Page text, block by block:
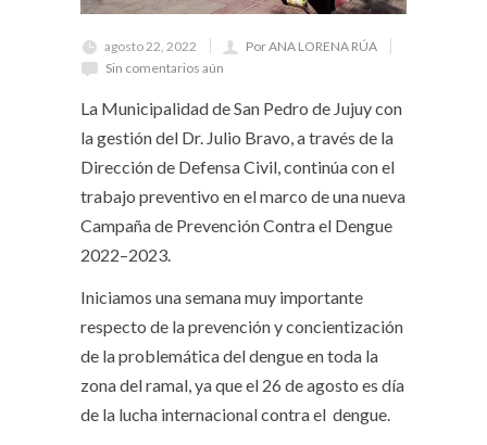
agosto 22, 2022
Por ANA LORENA RÚA
Sin comentarios aún
La Municipalidad de San Pedro de Jujuy con
la gestión del Dr. Julio Bravo, a través de la
Dirección de Defensa Civil, continúa con el
trabajo preventivo en el marco de una nueva
Campaña de Prevención Contra el Dengue
2022–2023.
Iniciamos una semana muy importante
respecto de la prevención y concientización
de la problemática del dengue en toda la
zona del ramal, ya que el 26 de agosto es día
de la lucha internacional contra el dengue.